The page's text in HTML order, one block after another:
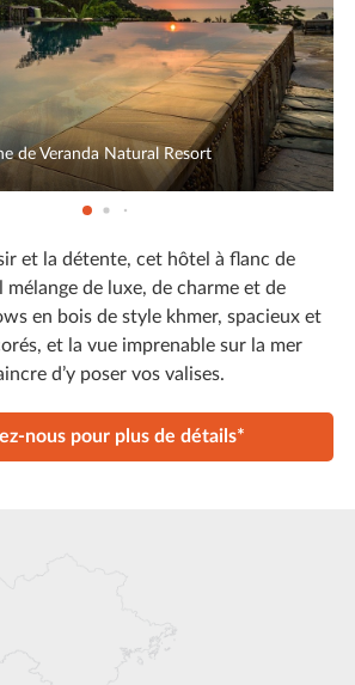
de Veranda Natural Resort
et la détente, cet hôtel à flanc de
de luxe, de charme et de
en bois de style khmer, spacieux et
et la vue imprenable sur la mer
d’y poser vos valises.
nous pour plus de détails*